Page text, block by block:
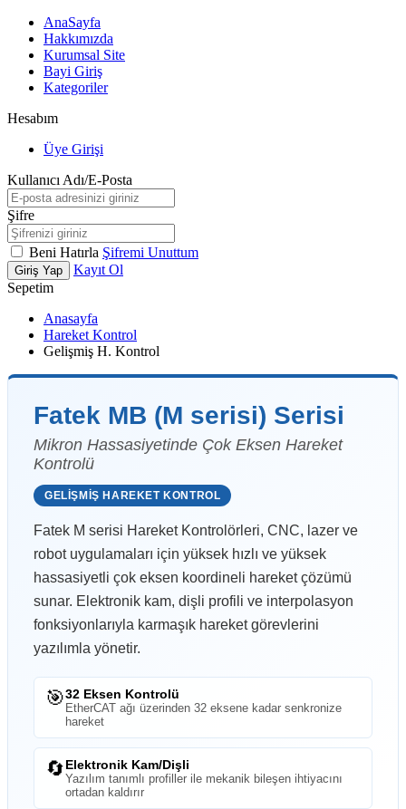
AnaSayfa
Hakkımızda
Kurumsal Site
Bayi Giriş
Kategoriler
Hesabım
Üye Girişi
Kullanıcı Adı/E-Posta
Şifre
Beni Hatırla Şifremi Unuttum
Giriş Yap
Kayıt Ol
Sepetim
Anasayfa
Hareket Kontrol
Gelişmiş H. Kontrol
Fatek MB (M serisi) Serisi
Mikron Hassasiyetinde Çok Eksen Hareket
Kontrolü
GELIŞMIŞ HAREKET KONTROL
Fatek M serisi Hareket Kontrolörleri, CNC, lazer ve
robot uygulamaları için yüksek hızlı ve yüksek
hassasiyetli çok eksen koordineli hareket çözümü
sunar. Elektronik kam, dişli profili ve interpolasyon
fonksiyonlarıyla karmaşık hareket görevlerini
yazılımla yönetir.
🎯32 Eksen Kontrolü
EtherCAT ağı üzerinden 32 eksene kadar senkronize
hareket
🔄Elektronik Kam/Dişli
Yazılım tanımlı profiller ile mekanik bileşen ihtiyacını
ortadan kaldırır